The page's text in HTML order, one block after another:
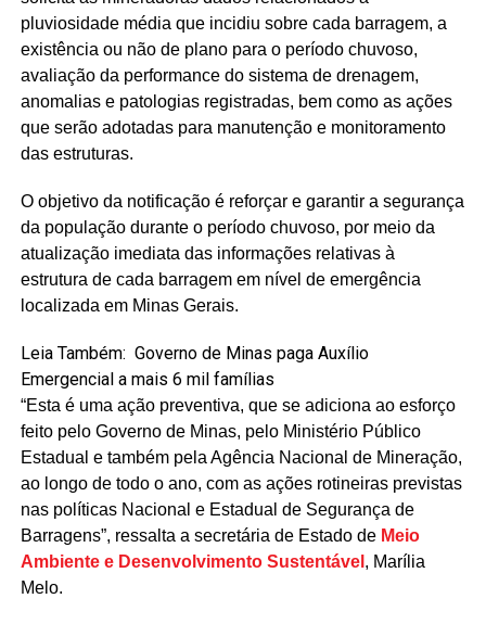
pluviosidade média que incidiu sobre cada barragem, a
existência ou não de plano para o período chuvoso,
avaliação da performance do sistema de drenagem,
anomalias e patologias registradas, bem como as ações
que serão adotadas para manutenção e monitoramento
das estruturas.
O objetivo da notificação é reforçar e garantir a segurança
da população durante o período chuvoso, por meio da
atualização imediata das informações relativas à
estrutura de cada barragem em nível de emergência
localizada em Minas Gerais.
Leia Também: Governo de Minas paga Auxílio
Emergencial a mais 6 mil famílias
“Esta é uma ação preventiva, que se adiciona ao esforço
feito pelo Governo de Minas, pelo Ministério Público
Estadual e também pela Agência Nacional de Mineração,
ao longo de todo o ano, com as ações rotineiras previstas
nas políticas Nacional e Estadual de Segurança de
Barragens”, ressalta a secretária de Estado de Meio
Ambiente e Desenvolvimento Sustentável , Marília
Melo.